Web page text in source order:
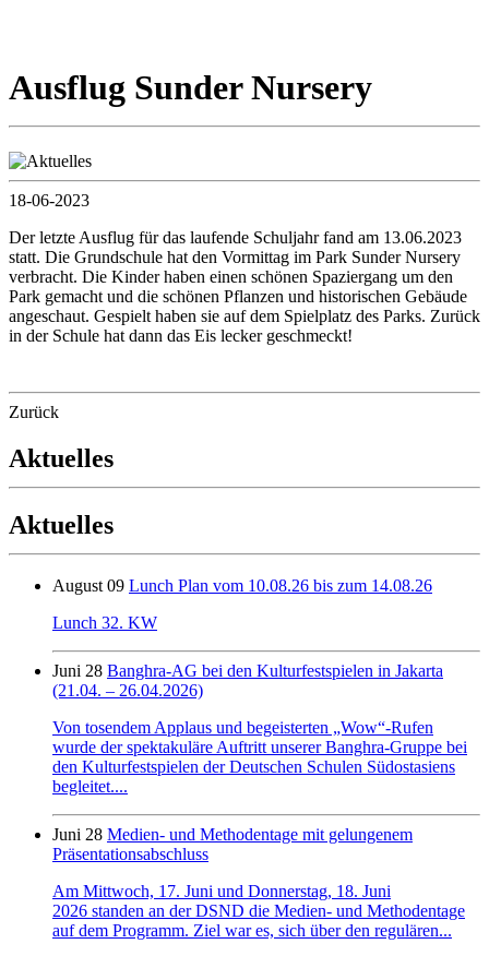
Ausflug Sunder Nursery
18-06-2023
Der letzte Ausflug für das laufende Schuljahr fand am 13.06.2023
statt. Die Grundschule hat den Vormittag im Park Sunder Nursery
verbracht. Die Kinder haben einen schönen Spaziergang um den
Park gemacht und die schönen Pflanzen und historischen Gebäude
angeschaut. Gespielt haben sie auf dem Spielplatz des Parks. Zurück
in der Schule hat dann das Eis lecker geschmeckt!
Zurück
Aktuelles
Aktuelles
August 09 Lunch Plan vom 10.08.26 bis zum 14.08.26
Lunch 32. KW
Juni 28 Banghra-AG bei den Kulturfestspielen in Jakarta
(21.04. – 26.04.2026)
Von tosendem Applaus und begeisterten „Wow“-Rufen
wurde der spektakuläre Auftritt unserer Banghra-Gruppe bei
den Kulturfestspielen der Deutschen Schulen Südostasiens
begleitet....
Juni 28 Medien- und Methodentage mit gelungenem
Präsentationsabschluss
Am Mittwoch, 17. Juni und Donnerstag, 18. Juni
2026 standen an der DSND die Medien- und Methodentage
auf dem Programm. Ziel war es, sich über den regulären...